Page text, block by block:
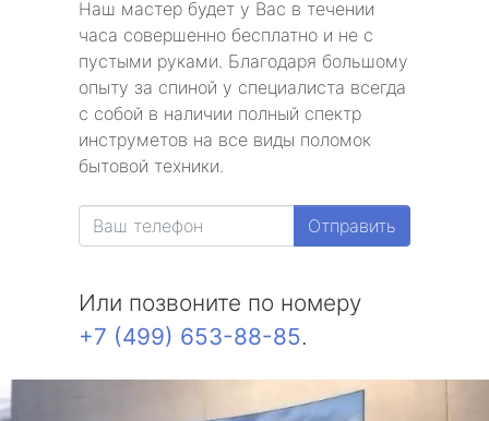
Наш мастер будет у Вас в течении
часа совершенно бесплатно и не с
пустыми руками. Благодаря большому
опыту за спиной у специалиста всегда
с собой в наличии полный спектр
инструметов на все виды поломок
бытовой техники.
Отправить
Или позвоните по номеру
+7 (499) 653-88-85.